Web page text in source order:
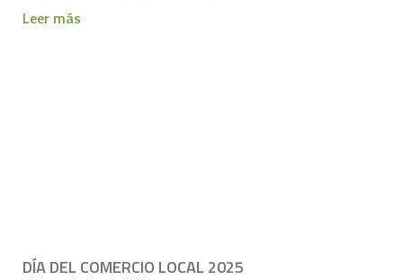
Leer más
DÍA DEL COMERCIO LOCAL 2025